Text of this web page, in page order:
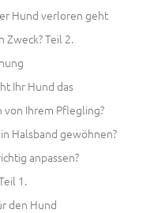
Hund verloren geht
Teil 2.
Ihr Hund das
von Ihrem Pflegling?
Halsband gewöhnen?
anpassen?
1.
den Hund